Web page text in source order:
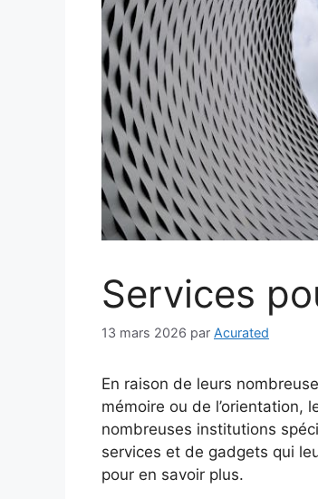
Services
13 mars 2026 par Acurated
En raison de leurs
mémoire ou de l’orientation,
nombreuses institutions
services et de gadgets qui
pour en savoir plus.